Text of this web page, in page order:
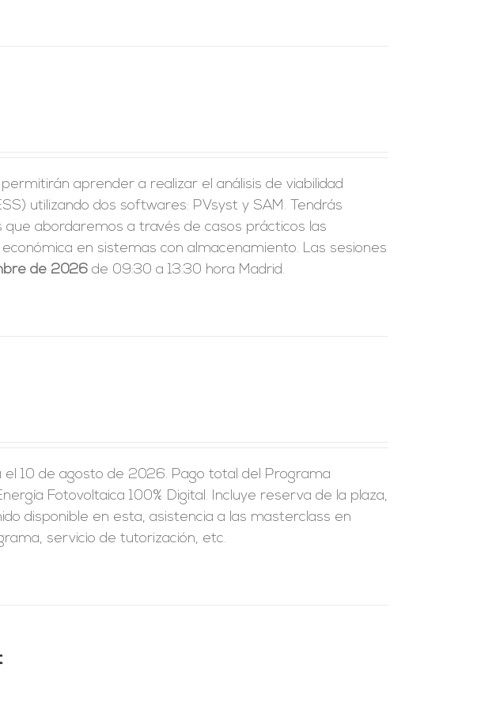
aprender a realizar el análisis de viabilidad
utilizando dos softwares: PVsyst y SAM. Tendrás
abordaremos a través de casos prácticos las
en sistemas con almacenamiento. Las sesiones
de 2026 de 09:30 a 13:30 hora Madrid.
el 10 de agosto de 2026. Pago total del Programa
Fotovoltaica 100% Digital. Incluye reserva de la plaza,
disponible en esta, asistencia a las masterclass en
servicio de tutorización, etc.